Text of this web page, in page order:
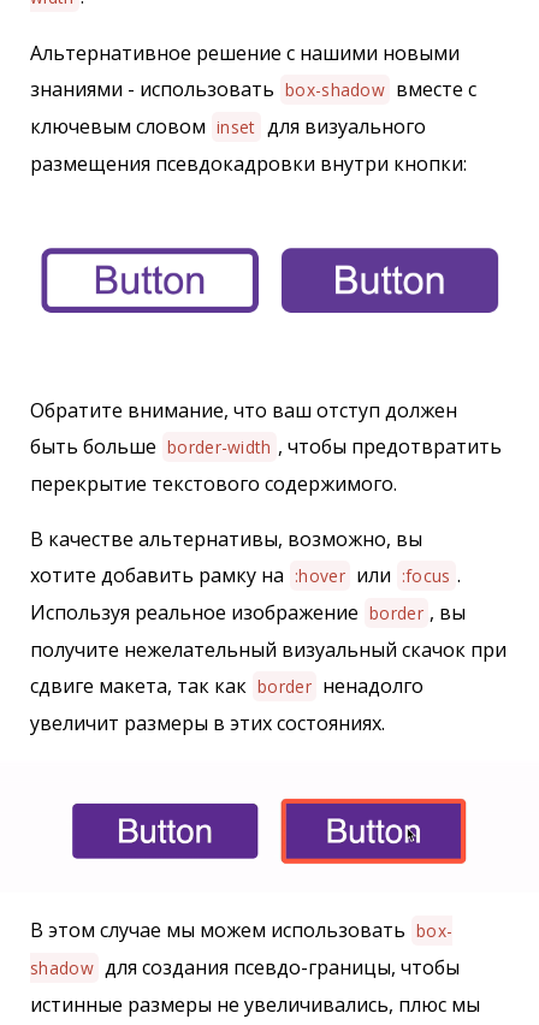
Альтернативное решение с нашими новыми
знаниями - использовать box-shadow вместе с
ключевым словом inset для визуального
размещения псевдокадровки внутри кнопки:
Обратите внимание, что ваш отступ должен
быть больше border-width , чтобы предотвратить
перекрытие текстового содержимого.
В качестве альтернативы, возможно, вы
хотите добавить рамку на :hover или :focus .
Используя реальное изображение border , вы
получите нежелательный визуальный скачок при
сдвиге макета, так как border ненадолго
увеличит размеры в этих состояниях.
В этом случае мы можем использовать box-
shadow для создания псевдо-границы, чтобы
истинные размеры не увеличивались, плюс мы